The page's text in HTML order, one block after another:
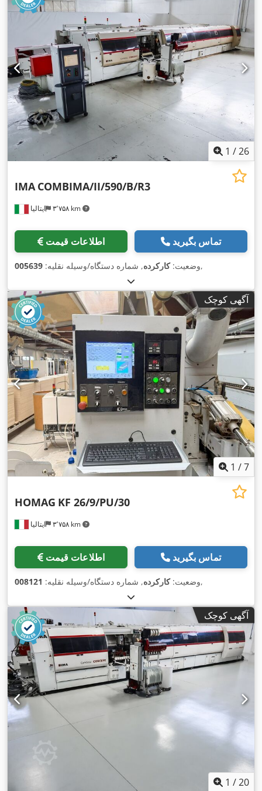
1 /26
ایتالیا ۳٬۷۵۸ km
IMA COMBIMA/II/590/B/R3
اطلاعات قیمت تماس بگیرید
وضعیت:کارکرده, شماره دستگاه/وسیله نقلیه: 005639 ,
آگهی کوچک
1 /7
ایتالیا ۳٬۷۵۸ km
HOMAG KF 26/9/PU/30
اطلاعات قیمت تماس بگیرید
وضعیت:کارکرده, شماره دستگاه/وسیله نقلیه: 008121 ,
آگهی کوچک
1 /20